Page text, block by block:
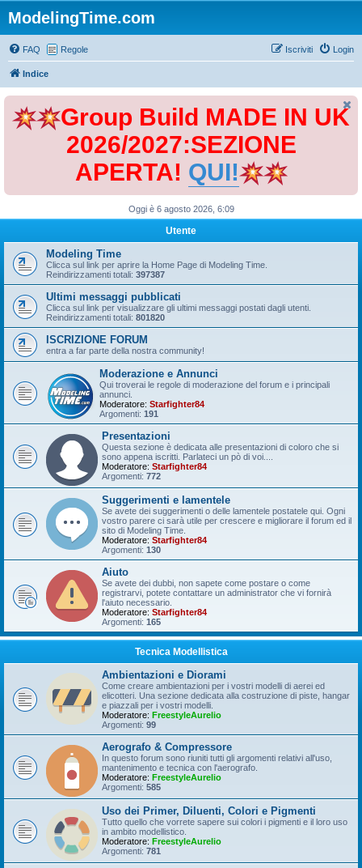
ModelingTime.com
FAQ Regole Login
Iscriviti
Indice
Group Build MADE IN UK
2026/2027:SEZIONE
APERTA! QUI!
Oggi è 6 agosto 2026, 6:09
Utente
Modeling Time
Clicca sul link per aprire la Home Page di Modeling Time.
Reindirizzamenti totali: 397387
Ultimi messaggi pubblicati
Clicca sul link per visualizzare gli ultimi messaggi postati dagli utenti.
Reindirizzamenti totali: 801820
ISCRIZIONE FORUM
entra a far parte della nostra community!
Moderazione e Annunci
Qui troverai le regole di moderazione del forum e i principali
annunci.
Moderatore: Starfighter84
Argomenti: 191
Presentazioni
Questa sezione è dedicata alle presentazioni di coloro che si
sono appena iscritti. Parlateci un pò di voi....
Moderatore: Starfighter84
Argomenti: 772
Suggerimenti e lamentele
Se avete dei suggerimenti o delle lamentele postatele qui. Ogni
vostro parere ci sarà utile per crescere e migliorare il forum ed il
sito di Modeling Time.
Moderatore: Starfighter84
Argomenti: 130
Aiuto
Se avete dei dubbi, non sapete come postare o come
registrarvi, potete contattare un administrator che vi fornirà
l'aiuto necessario.
Moderatore: Starfighter84
Argomenti: 165
Tecnica Modellistica
Ambientazioni e Diorami
Come creare ambientazioni per i vostri modelli di aerei ed
elicotteri. Una sezione dedicata alla costruzione di piste, hangar
e piazzali per i vostri modelli.
Moderatore: FreestyleAurelio
Argomenti: 99
Aerografo & Compressore
In questo forum sono riuniti tutti gli argomenti relativi all'uso,
mantenimento e tecnica con l'aerografo.
Moderatore: FreestyleAurelio
Argomenti: 585
Uso dei Primer, Diluenti, Colori e Pigmenti
Tutto quello che vorrete sapere sui colori i pigmenti e il loro uso
in ambito modellistico.
Moderatore: FreestyleAurelio
Argomenti: 781